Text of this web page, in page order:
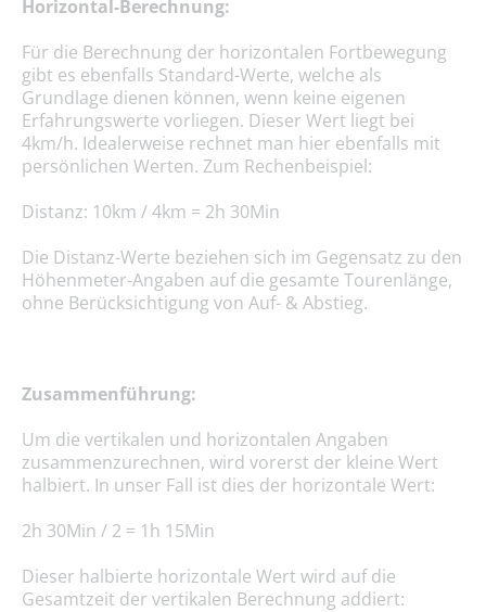
Horizontal-Berechnung:
Für die Berechnung der horizontalen Fortbewegung
gibt es ebenfalls Standard-Werte, welche als
Grundlage dienen können, wenn keine eigenen
Erfahrungswerte vorliegen. Dieser Wert liegt bei
4km/h. Idealerweise rechnet man hier ebenfalls mit
persönlichen Werten. Zum Rechenbeispiel:
Distanz: 10km / 4km = 2h 30Min
Die Distanz-Werte beziehen sich im Gegensatz zu den
Höhenmeter-Angaben auf die gesamte Tourenlänge,
ohne Berücksichtigung von Auf- & Abstieg.
Zusammenführung:
Um die vertikalen und horizontalen Angaben
zusammenzurechnen, wird vorerst der kleine Wert
halbiert. In unser Fall ist dies der horizontale Wert:
2h 30Min / 2 = 1h 15Min
Dieser halbierte horizontale Wert wird auf die
Gesamtzeit der vertikalen Berechnung addiert: